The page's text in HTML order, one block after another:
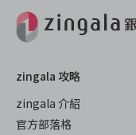
zingala 攻略
zingala 介紹
官方部落格